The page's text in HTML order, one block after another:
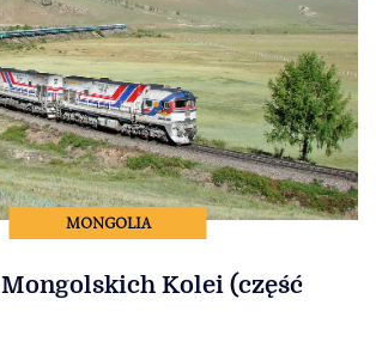
MONGOLIA
Kolei (część